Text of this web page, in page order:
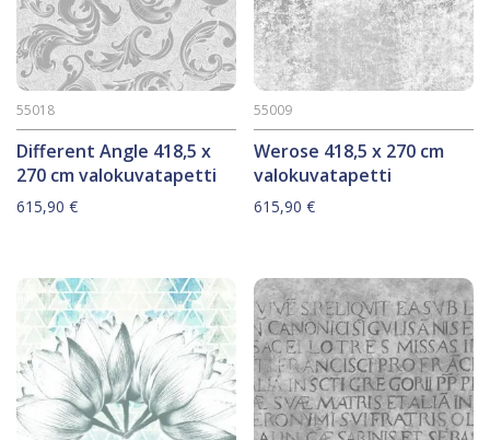
Different Angle 418,5 x
270 cm valokuvatapetti
55018
615,90 €
Werose 418,5 x 270 cm
valokuvatapetti
55009
615,90€